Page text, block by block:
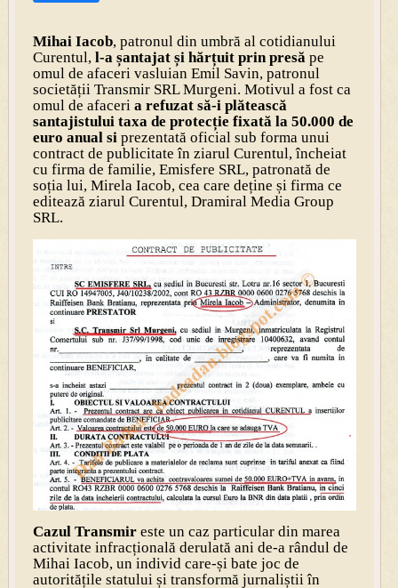
Mihai Iacob, patronul din umbră al cotidianului
Curentul, l-a șantajat și hărțuit prin presăpe
omul de afaceri vasluian Emil Savin, patronul
societății Transmir SRL Murgeni. Motivul a fost ca
omul de afaceri a refuzat să-i plătească
santajistului taxa de protecție fixată la 50.000 de
euro anual si prezentată oficial sub forma unui
contract de publicitate în ziarul Curentul, încheiat
cu firma de familie, Emisfere SRL, patronată de
soția lui, Mirela Iacob, cea care deține și firma ce
editează ziarul Curentul, Dramiral Media Group
SRL.
Cazul Transmireste un caz particular din marea
activitate infracțională derulată ani de-a rândul de
Mihai Iacob, un individ care-și bate joc de
autoritățile statului și transformă jurnaliștii în